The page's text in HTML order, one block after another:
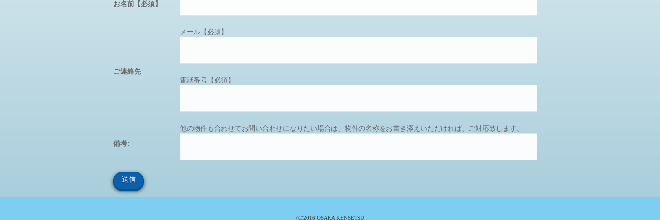
お名前【必須】
ご連絡先
メール【必須】
電話番号【必須】
備考:
他の物件も合わせてお問い合わせになりたい場合は、物件の名称をお書き添えいただければ、ご対応致します。
(C)2016 OSAKA KENSETSU